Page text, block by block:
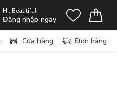
Hi, Beautiful
Đăng nhập ngay
Cửa hàng Đơn hàng